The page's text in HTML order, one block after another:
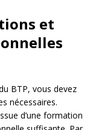
et
BTP, vous devez
nécessaires.
d’une formation